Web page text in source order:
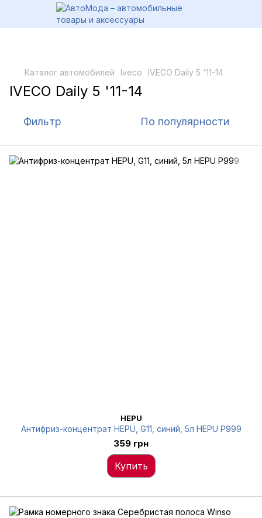
Каталог автомобилей Iveco IVECO Daily 5 '11-14
IVECO Daily 5 '11-14
Фильтр По популярности
HEPU
Антифриз-концентрат HEPU, G11, синий, 5л HEPU P999
359 грн
Купить